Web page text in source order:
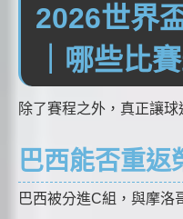
2026世界
｜哪些比
除了賽程之外，真正讓
巴西能否重返
巴西被分進C組，與摩洛